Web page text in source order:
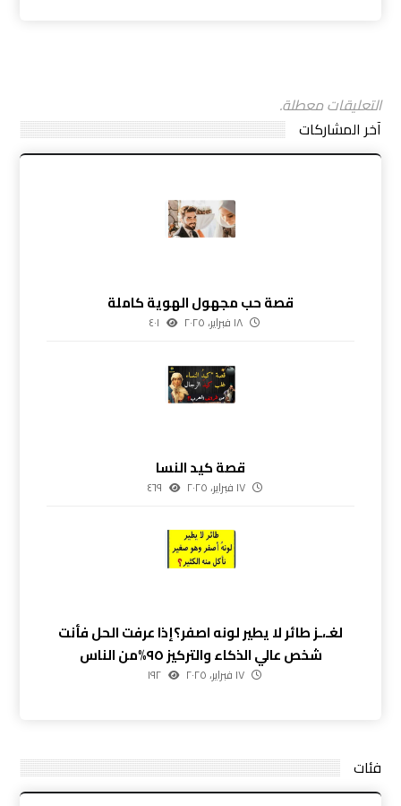
التعليقات معطلة.
آخر المشاركات
قصة حب مجهول الهوية كاملة
١٨ فبراير، ٢٠٢٥ ٤٠١
قصة كيد النسا
١٧ فبراير، ٢٠٢٥ ٤٦٩
لغـ،ـز طائر لا يطير لونه اصفر؟إذا عرفت الحل فأنت
شخص عالي الذكاء والتركيز ٩٥%من الناس
١٧ فبراير، ٢٠٢٥ ١٩٢
فئات